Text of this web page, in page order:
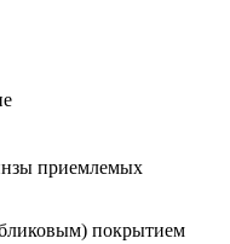
приемлемых
покрытием